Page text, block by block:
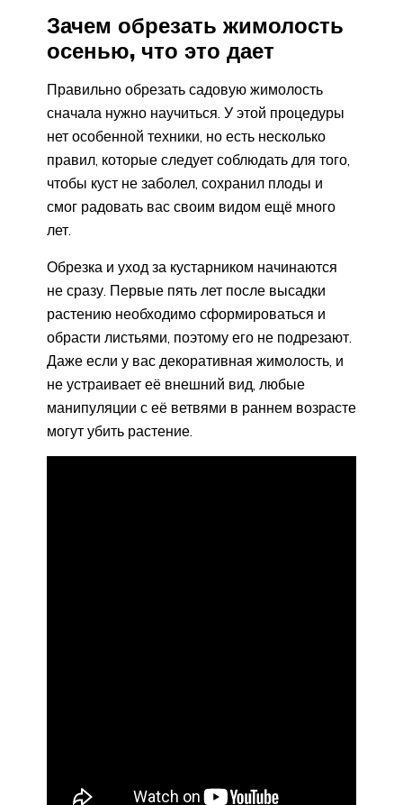
Зачем обрезать жимолость
осенью, что это дает
Правильно обрезать садовую жимолость
сначала нужно научиться. У этой процедуры
нет особенной техники, но есть несколько
правил, которые следует соблюдать для того,
чтобы куст не заболел, сохранил плоды и
смог радовать вас своим видом ещё много
лет.
Обрезка и уход за кустарником начинаются
не сразу. Первые пять лет после высадки
растению необходимо сформироваться и
обрасти листьями, поэтому его не подрезают.
Даже если у вас декоративная жимолость, и
не устраивает её внешний вид, любые
манипуляции с её ветвями в раннем возрасте
могут убить растение.